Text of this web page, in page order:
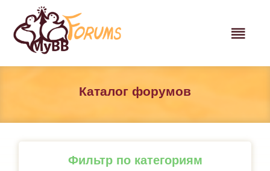
Каталог форумов
Фильтр по категориям